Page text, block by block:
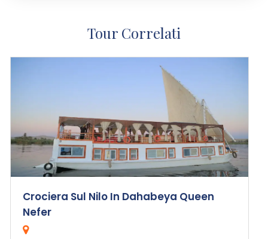
Tour Correlati
Crociera Sul Nilo In Dahabeya Queen
Nefer